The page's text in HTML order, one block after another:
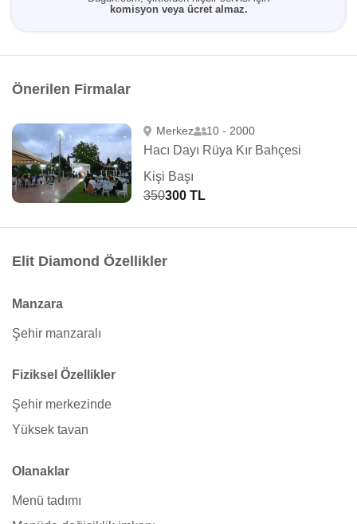
komisyon veya ücret almaz.
Önerilen Firmalar
Merkez 10 - 2000
Hacı Dayı Rüya Kır Bahçesi
Kişi Başı
350300 TL
Elit Diamond Özellikler
Manzara
Şehir manzaralı
Fiziksel Özellikler
Şehir merkezinde
Yüksek tavan
Olanaklar
Menü tadımı